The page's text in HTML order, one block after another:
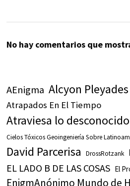
No hay comentarios que
AEnigma Alcyon Pleyades
Atrapados En El Tiempo
Atraviesa lo desconocido
Cielos Tóxicos Geoingeniería Sobre
David Parcerisa DrossRotzank
EL LADO B DE LAS COSAS El
EnigmAnónimo Mundo de